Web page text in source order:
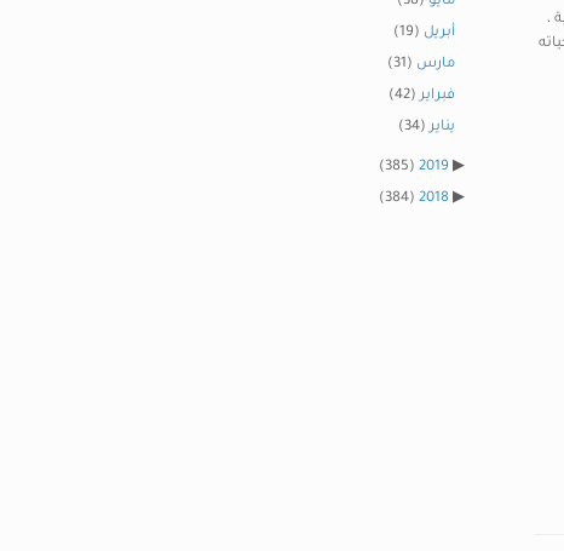
،
أبريل (19)
مارس (31)
فبراير(42)
يناير(34)
2019
(385)
2018
(384)